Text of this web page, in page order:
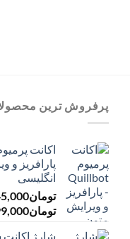
پرفروش ترین
پارافریز و
انگلیسی
تومان
تومان
شارژ